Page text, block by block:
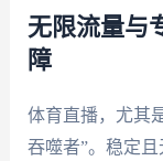
无限流量与
障
体育直播，尤其
吞噬者”。稳定且